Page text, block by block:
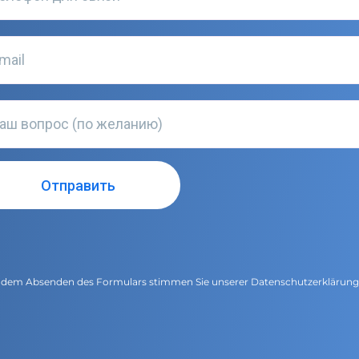
Absenden des Formulars stimmen Sie unserer Datenschutzerklärung